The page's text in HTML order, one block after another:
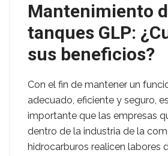
Mantenimiento
tanques GLP:
sus beneficios?
Con el fin de mantener un
adecuado, eficiente y seguro,
importante que las empresas
dentro de la industria de la
hidrocarburos realicen labores